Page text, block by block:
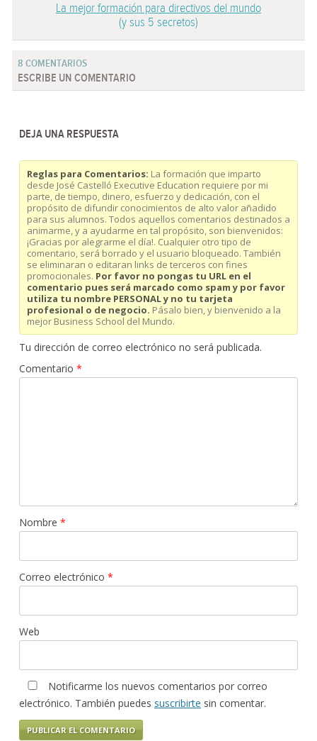
La mejor formación para directivos del mundo
(y sus 5 secretos)
8 COMENTARIOS
ESCRIBE UN COMENTARIO
DEJA UNA RESPUESTA
Reglas para Comentarios: La formación que imparto
desde José Castelló Executive Education requiere por mi
parte, de tiempo, dinero, esfuerzo y dedicación, con el
propósito de difundir conocimientos de alto valor añadido
para sus alumnos. Todos aquellos comentarios destinados a
animarme, y a ayudarme en tal propósito, son bienvenidos:
¡Gracias por alegrarme el día!. Cualquier otro tipo de
comentario, será borrado y el usuario bloqueado. También
se eliminaran o editaran links de terceros con fines
promocionales. Por favor no pongas tu URL en el
comentario pues será marcado como spam y por favor
utiliza tu nombre PERSONAL y no tu tarjeta
profesional o de negocio. Pásalo bien, y bienvenido a la
mejor Business School del Mundo.
Tu dirección de correo electrónico no será publicada.
Comentario *
Nombre *
Correo electrónico *
Web
Notificarme los nuevos comentarios por correo
electrónico. También puedes suscribirte sin comentar.